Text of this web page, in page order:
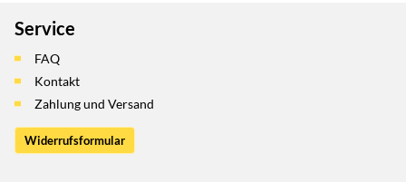
Service
FAQ
Kontakt
Zahlung und Versand
Widerrufsformular